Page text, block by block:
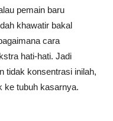
pemain baru
khawatir bakal
cara
hati-hati. Jadi
tidak konsentrasi inilah,
ke tubuh kasarnya.